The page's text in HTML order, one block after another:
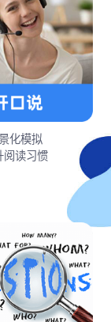
化模拟
阅读习惯